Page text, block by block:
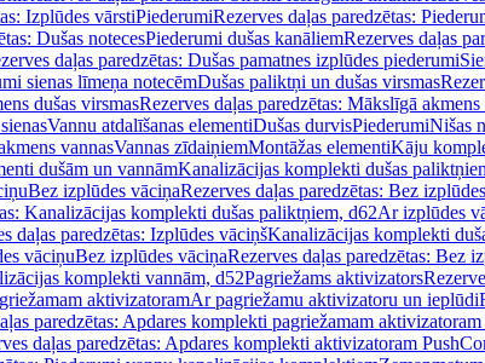
Izplūdes vārstiPiederumiRezerves daļas paredzētas:
Dušas notecesPiederumi dušas kanāliemRezerves daļas
daļas paredzētas: Dušas pamatnes izplūdes piederumi
sienas līmeņa notecēmDušas paliktņi un dušas virsmas
dušas virsmasRezerves daļas paredzētas: Mākslīgā akmens
Vannu atdalīšanas elementiDušas durvisPiederumiNišas
vannasVannas zīdaiņiemMontāžas elementiKāju
dušām un vannāmKanalizācijas komplekti dušas
Bez izplūdes vāciņaRezerves daļas paredzētas: Bez
Kanalizācijas komplekti dušas paliktņiem, d62Ar izplūdes
daļas paredzētas: Izplūdes vāciņšKanalizācijas komplekti
vāciņuBez izplūdes vāciņaRezerves daļas paredzētas: Bez
komplekti vannām, d52Pagriežams aktivizators
aktivizatoramAr pagriežamu aktivizatoru un ieplūdi
paredzētas: Apdares komplekti pagriežamam
daļas paredzētas: Apdares komplekti aktivizatoram